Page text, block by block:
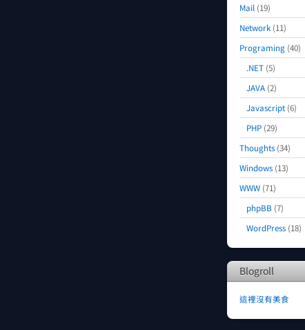
Mail (19)
Network (11)
Programing (40)
.NET (5)
JAVA (2)
Javascript (6)
PHP (29)
Thoughts (34)
Windows (13)
WWW (71)
phpBB (7)
WordPress (18)
Blogroll
這裡沒有美食